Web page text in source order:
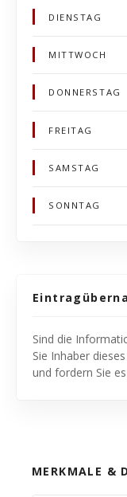
DIENSTAG
MITTWOCH
DONNERSTAG
FREITAG
SAMSTAG
SONNTAG
Sind die
Sie Inhaber
und fordern Sie
MERKMALE &